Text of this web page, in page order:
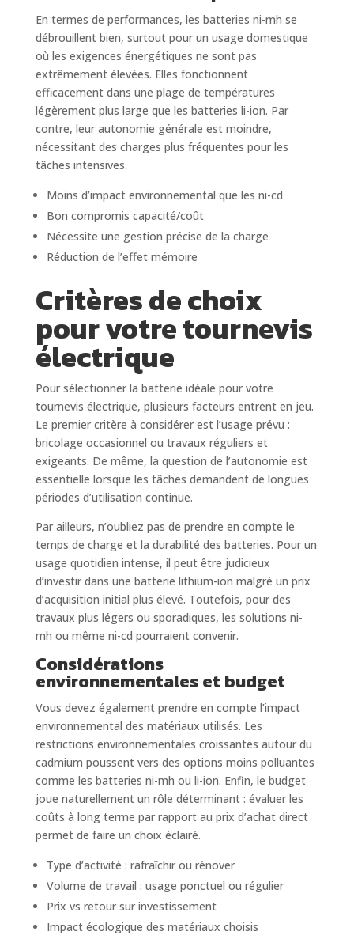
En termes de performances, les batteries ni-mh se
débrouillent bien, surtout pour un usage domestique
où les exigences énergétiques ne sont pas
extrêmement élevées. Elles fonctionnent
efficacement dans une plage de températures
légèrement plus large que les batteries li-ion. Par
contre, leur autonomie générale est moindre,
nécessitant des charges plus fréquentes pour les
tâches intensives.
Moins d’impact environnemental que les ni-cd
Bon compromis capacité/coût
Nécessite une gestion précise de la charge
Réduction de l’effet mémoire
Critères de choix
pour votre tournevis
électrique
Pour sélectionner la batterie idéale pour votre
tournevis électrique, plusieurs facteurs entrent en jeu.
Le premier critère à considérer est l’usage prévu :
bricolage occasionnel ou travaux réguliers et
exigeants. De même, la question de l’autonomie est
essentielle lorsque les tâches demandent de longues
périodes d’utilisation continue.
Par ailleurs, n’oubliez pas de prendre en compte le
temps de charge et la durabilité des batteries. Pour un
usage quotidien intense, il peut être judicieux
d’investir dans une batterie lithium-ion malgré un prix
d’acquisition initial plus élevé. Toutefois, pour des
travaux plus légers ou sporadiques, les solutions ni-
mh ou même ni-cd pourraient convenir.
Considérations
environnementales et budget
Vous devez également prendre en compte l’impact
environnemental des matériaux utilisés. Les
restrictions environnementales croissantes autour du
cadmium poussent vers des options moins polluantes
comme les batteries ni-mh ou li-ion. Enfin, le budget
joue naturellement un rôle déterminant : évaluer les
coûts à long terme par rapport au prix d’achat direct
permet de faire un choix éclairé.
Type d’activité : rafraîchir ou rénover
Volume de travail : usage ponctuel ou régulier
Prix vs retour sur investissement
Impact écologique des matériaux choisis